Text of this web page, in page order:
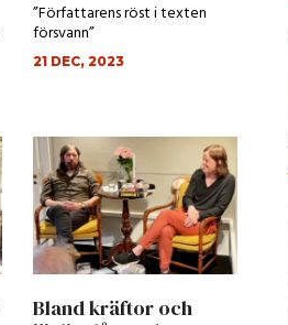
”Författarens röst i texten
försvann”
21 DEC, 2023
Bland kräftor och